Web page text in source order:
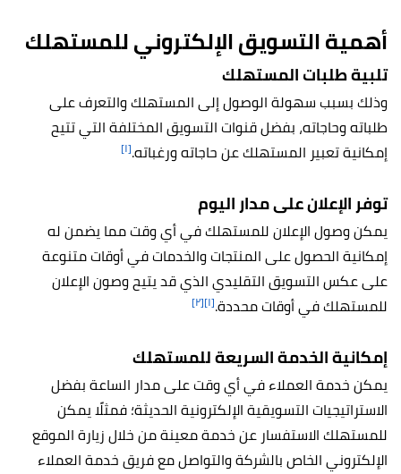
أهمية التسويق الإلكتروني للمستهلك
تلبية طلبات المستهلك
وذلك بسبب سهولة الوصول إلى المستهلك والتعرف على
طلباته وحاجاته، بفضل قنوات التسويق المختلفة التي تتيح
إمكانية تعبير المستهلك عن حاجاته ورغباته.[١]
توفر الإعلان على مدار اليوم
يمكن وصول الإعلان للمستهلك في أي وقت مما يضمن له
إمكانية الحصول على المنتجات والخدمات في أوقات متنوعة
على عكس التسويق التقليدي الذي قد يتيح وصون الإعلان
للمستهلك في أوقات محددة.[١] [٢]
إمكانية الخدمة السريعة للمستهلك
يمكن خدمة العملاء في أي وقت على مدار الساعة بفضل
الاستراتيجيات التسويقية الإلكترونية الحديثة؛ فمثلًا يمكن
للمستهلك الاستفسار عن خدمة معينة من خلال زيارة الموقع
الإلكتروني الخاص بالشركة والتواصل مع فريق خدمة العملاء